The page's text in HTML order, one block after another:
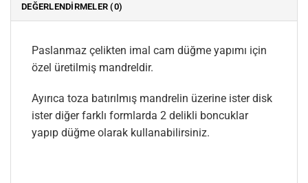
DEĞERLENDIRMELER (0)
Paslanmaz çelikten imal cam düğme yapımı için
özel üretilmiş mandreldir.
Ayırıca toza batırılmış mandrelin üzerine ister disk
ister diğer farklı formlarda 2 delikli boncuklar
yapıp düğme olarak kullanabilirsiniz.